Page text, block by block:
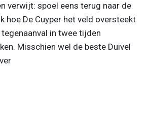
verwijt: spoel eens terug naar de
hoe De Cuyper het veld oversteekt
in twee tijden
Misschien wel de beste Duivel